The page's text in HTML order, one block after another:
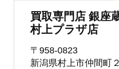
買取専門店 銀座
村上プラザ店
〒958-0823
新潟県村上市仲間町